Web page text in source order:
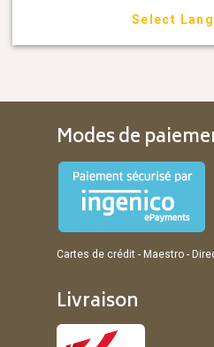
Select
Modes de
Cartes de crédit - Maestro -
Livraison